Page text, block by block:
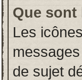
Que sont
Les
de sujet